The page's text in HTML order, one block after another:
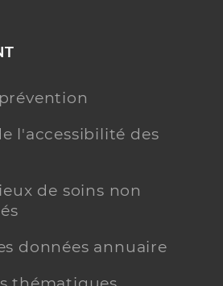
l'accessibilité des
de soins non
données annuaire